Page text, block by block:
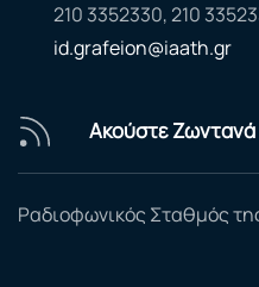
210 3352330, 210
id.grafeion@iaath.gr
Ακούστε Ζωντανά
Ραδιοφωνικός Σταθμός